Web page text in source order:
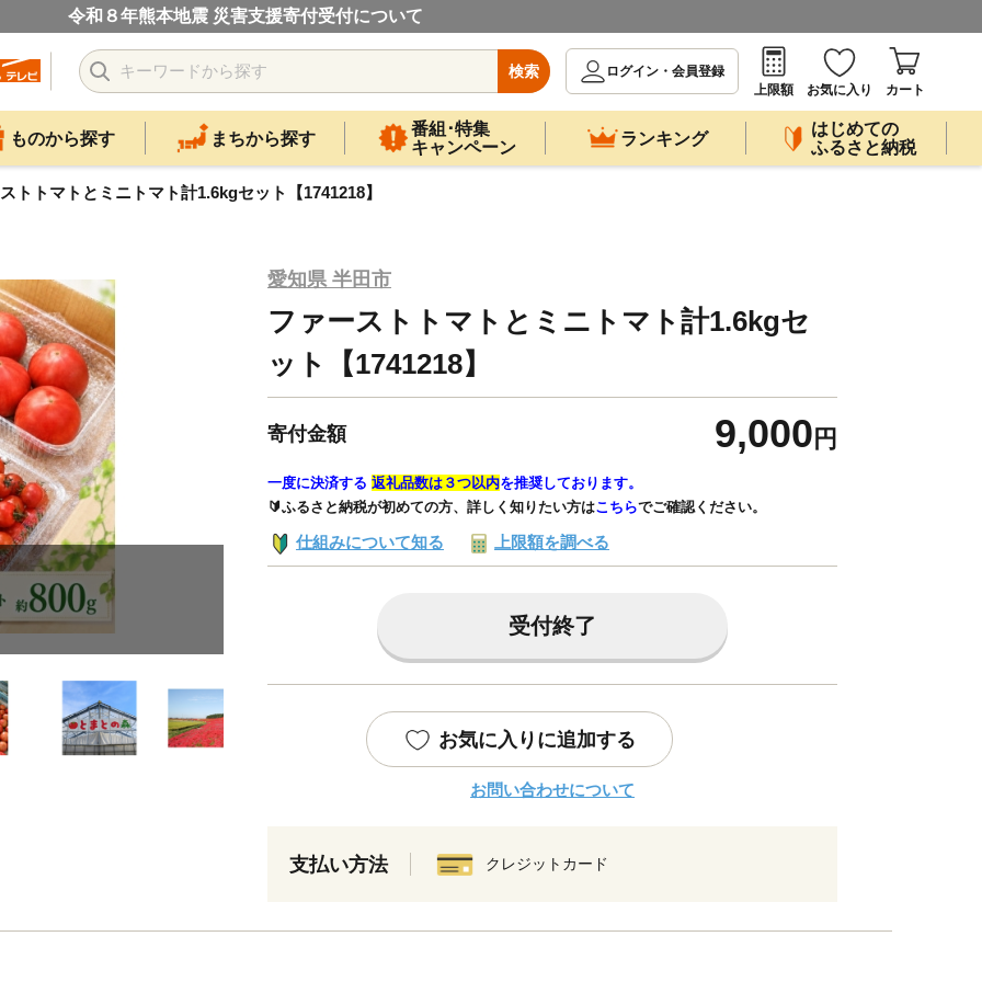
令和８年熊本地震 災害支援寄付受付について
検索
ログイン・会員登録
上限額
お気に入り カート
ものから探す まちから探す
番組･特集
キャンペーン
ランキング
はじめての
ふるさと納税
トトマトとミニトマト計1.6kgセット【1741218】
愛知県 半田市
ファーストトマトとミニトマト計1.6kgセ
ット【1741218】
寄付金額 9,000 円
一度に決済する 返礼品数は３つ以内を推奨しております。
🔰ふるさと納税が初めての方、詳しく知りたい方はこちらでご確認ください。
仕組みについて知る 上限額を調べる
受付終了
お気に入りに追加する
お問い合わせについて
支払い方法 クレジットカード